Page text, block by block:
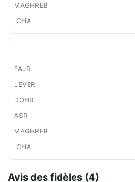
Avis des fidèles (4)